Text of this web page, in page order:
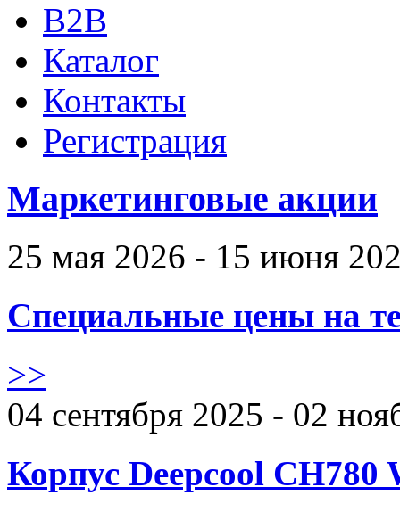
B2B
Каталог
Контакты
Регистрация
Маркетинговые акции
25 мая 2026 - 15 июня
Специальные цены на
>>
04 сентября 2025 - 02
Корпус Deepcool CH780